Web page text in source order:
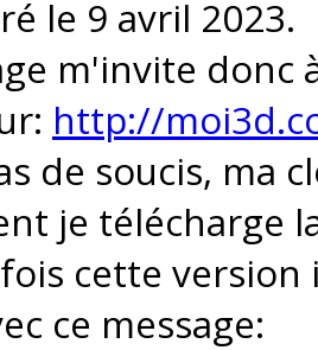
le 9 avril 2023.
m'invite donc
http://
de soucis, ma
je télécharge
cette
ce message: